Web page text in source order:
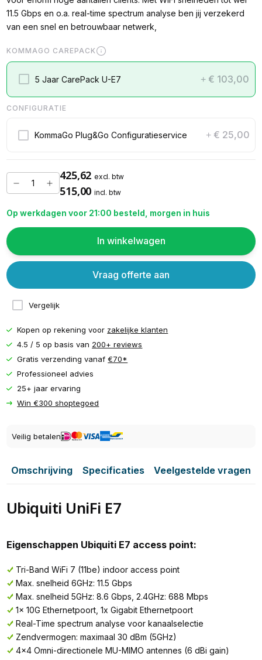
11.5 Gbps en o.a. real-time spectrum analyse ben jij verzekerd
van een snel en betrouwbaar netwerk,
KOMMAGO CAREPACK
5 Jaar CarePack U-E7 + € 103,00
CONFIGURATIE
KommaGo Plug&Go Configuratieservice + € 25,00
425,62 excl. btw
515,00 incl. btw
Op werkdagen voor 21:00 besteld, morgen in huis
In winkelwagen
Vergelijk
Vraag offerte aan
Kopen op rekening voor zakelijke klanten
4.5 / 5 op basis van 200+ reviews
Gratis verzending vanaf€70*
Professioneel advies
25+ jaar ervaring
Win €300 shoptegoed
Veilig betalen
Omschrijving Specificaties Veelgestelde vragen
Ubiquiti UniFi E7
Eigenschappen Ubiquiti E7 access point:
Tri-Band WiFi 7 (11be) indoor access point
Max. snelheid 6GHz: 11.5 Gbps
Max. snelheid 5GHz: 8.6 Gbps, 2.4GHz: 688 Mbps
1x 10G Ethernetpoort, 1x Gigabit Ethernetpoort
Real-Time spectrum analyse voor kanaalselectie
Zendvermogen: maximaal 30 dBm (5GHz)
4x4 Omni-directionele MU-MIMO antennes (6 dBi gain)